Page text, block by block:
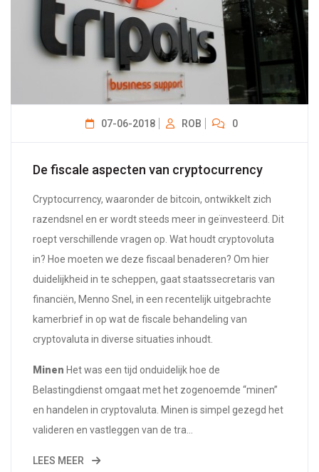
07-06-2018 ROB 0
De fiscale aspecten van cryptocurrency
Cryptocurrency, waaronder de bitcoin, ontwikkelt zich
razendsnel en er wordt steeds meer in geïnvesteerd. Dit
roept verschillende vragen op. Wat houdt cryptovoluta
in? Hoe moeten we deze fiscaal benaderen? Om hier
duidelijkheid in te scheppen, gaat staatssecretaris van
financiën, Menno Snel, in een recentelijk uitgebrachte
kamerbrief in op wat de fiscale behandeling van
cryptovaluta in diverse situaties inhoudt.
Minen Het was een tijd onduidelijk hoe de
Belastingdienst omgaat met het zogenoemde “minen”
en handelen in cryptovaluta. Minen is simpel gezegd het
valideren en vastleggen van de tra...
LEES MEER